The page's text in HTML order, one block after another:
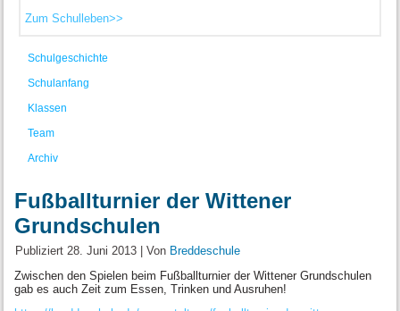
Zum Schulleben>>
Schulgeschichte
Schulanfang
Klassen
Team
Archiv
Fußballturnier der Wittener
Grundschulen
Publiziert 28. Juni 2013 |Von Breddeschule
Zwischen den Spielen beim Fußballturnier der Wittener Grundschulen
gab es auch Zeit zum Essen, Trinken und Ausruhen!